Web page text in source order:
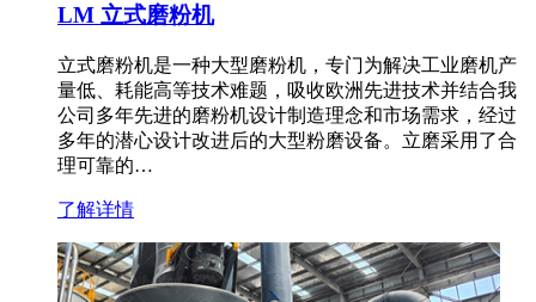
LM 立式磨粉机
立式磨粉机是一种大型磨粉机，专门为解决工业磨机产
量低、耗能高等技术难题，吸收欧洲先进技术并结合我
公司多年先进的磨粉机设计制造理念和市场需求，经过
多年的潜心设计改进后的大型粉磨设备。立磨采用了合
理可靠的…
了解详情